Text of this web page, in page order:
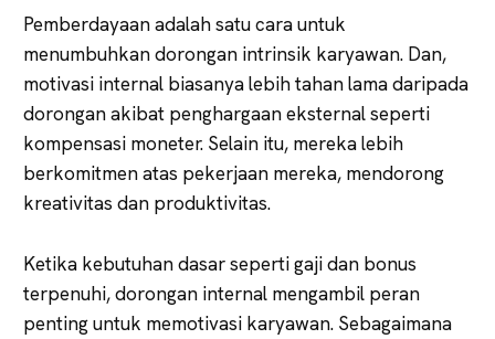
Pemberdayaan adalah satu cara untuk
menumbuhkan dorongan intrinsik karyawan. Dan,
motivasi internal biasanya lebih tahan lama daripada
dorongan akibat penghargaan eksternal seperti
kompensasi moneter. Selain itu, mereka lebih
berkomitmen atas pekerjaan mereka, mendorong
kreativitas dan produktivitas.
Ketika kebutuhan dasar seperti gaji dan bonus
terpenuhi, dorongan internal mengambil peran
penting untuk memotivasi karyawan. Sebagaimana